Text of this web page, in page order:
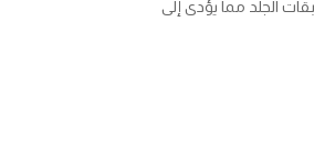
الجلد مما يؤدى إلى